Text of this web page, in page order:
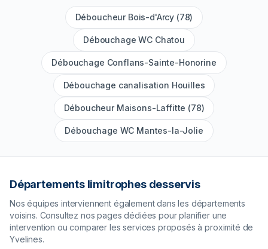
Déboucheur Bois-d'Arcy (78)
Débouchage WC Chatou
Débouchage Conflans-Sainte-Honorine
Débouchage canalisation Houilles
Déboucheur Maisons-Laffitte (78)
Débouchage WC Mantes-la-Jolie
Départements limitrophes desservis
Nos équipes interviennent également dans les départements
voisins. Consultez nos pages dédiées pour planifier une
intervention ou comparer les services proposés à proximité de
Yvelines.